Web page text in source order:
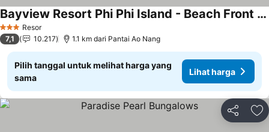
3 BintangResor
Bayview Resort Phi Phi Island - Beach Front Resort
7,1 10.217 1.1 km dari Pantai Ao Nang
Pilih tanggal untuk melihat harga yang
sama
Lihat harga
Bagikan